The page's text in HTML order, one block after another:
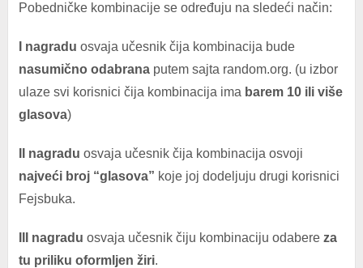
Pobedničke kombinacije se određuju na sledeći način:
I nagradu osvaja učesnik čija kombinacija bude
nasumično odabranaputem sajta random.org. (u izbor
ulaze svi korisnici čija kombinacija ima barem 10 ili više
glasova)
II nagradu osvaja učesnik čija kombinacija osvoji
najveći broj “glasova” koje joj dodeljuju drugi korisnici
Fejsbuka.
III nagradu osvaja učesnik čiju kombinaciju odabere za
tu priliku oformljen žiri.